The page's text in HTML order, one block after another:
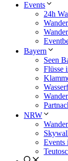
Events
24h
Bayern
Seen
Flüsse
NRW
Events